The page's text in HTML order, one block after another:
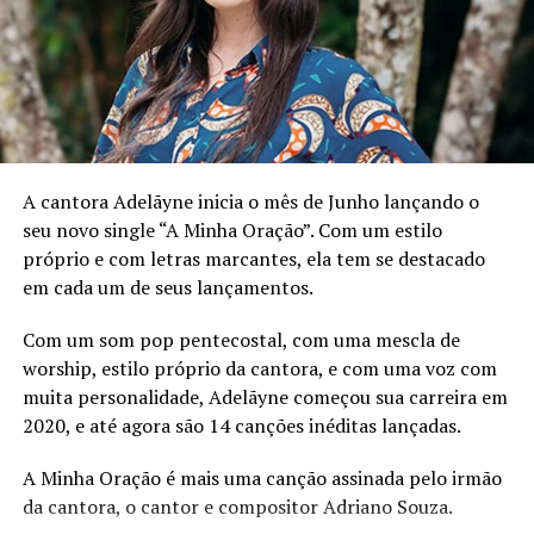
apresentou no Hall do Theatro Municipal de São Paulo.
Confira a letra:
Samba do Lamento
Cansei de te esperar, amor
não posso mais ficar aqui
se eu choro por nós dois
Não tem depois
tão só você longe de mim
A cantora Adelãyne inicia o mês de Junho lançando o
seu novo single “A Minha Oração”. Com um estilo
próprio e com letras marcantes, ela tem se destacado
em cada um de seus lançamentos.
Com um som pop pentecostal, com uma mescla de
worship, estilo próprio da cantora, e com uma voz com
muita personalidade, Adelãyne começou sua carreira em
2020, e até agora são 14 canções inéditas lançadas.
A Minha Oração é mais uma canção assinada pelo irmão
da cantora, o cantor e compositor Adriano Souza.